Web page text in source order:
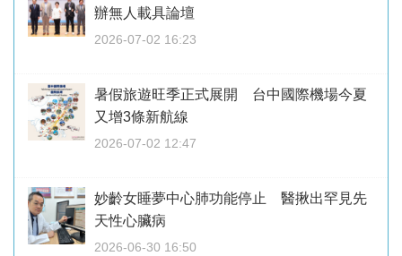
辦無人載具論壇
2026-07-02 16:23
暑假旅遊旺季正式展開 台中國際機場今夏
又增3條新航線
2026-07-02 12:47
妙齡女睡夢中心肺功能停止 醫揪出罕見先
天性心臟病
2026-06-30 16:50